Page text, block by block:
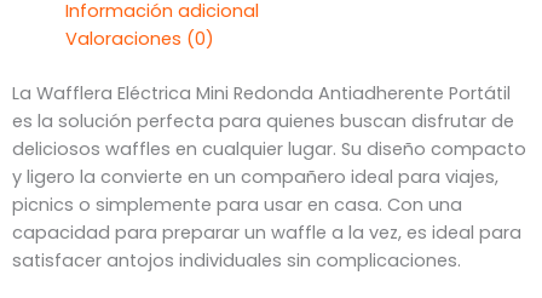
Información adicional
Valoraciones (0)
La Wafflera Eléctrica Mini Redonda Antiadherente Portátil
es la solución perfecta para quienes buscan disfrutar de
deliciosos waffles en cualquier lugar. Su diseño compacto
y ligero la convierte en un compañero ideal para viajes,
picnics o simplemente para usar en casa. Con una
capacidad para preparar un waffle a la vez, es ideal para
satisfacer antojos individuales sin complicaciones.